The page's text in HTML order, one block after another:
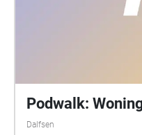
Podwalk:
Dalfsen